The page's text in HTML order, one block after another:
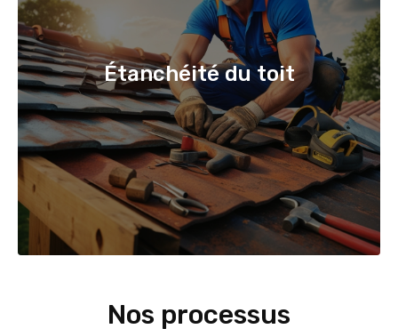
Étanchéité du toit
Nos processus